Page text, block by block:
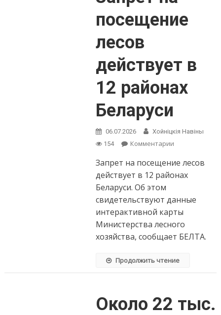
радиационной
медицины
посещение
лесов
действует в
12 районах
Беларуси
06.07.2026
Хойнiцкiя Навiны
154
Комментарииon
на
посещение
в
12
районах
Беларуси
Запрет на посещение лесов
действует в 12 районах
Беларуси. Об этом
свидетельствуют данные
интерактивной карты
Министерства лесного
хозяйства, сообщает БЕЛТА.
Продолжить чтение
Около 22 тыс.